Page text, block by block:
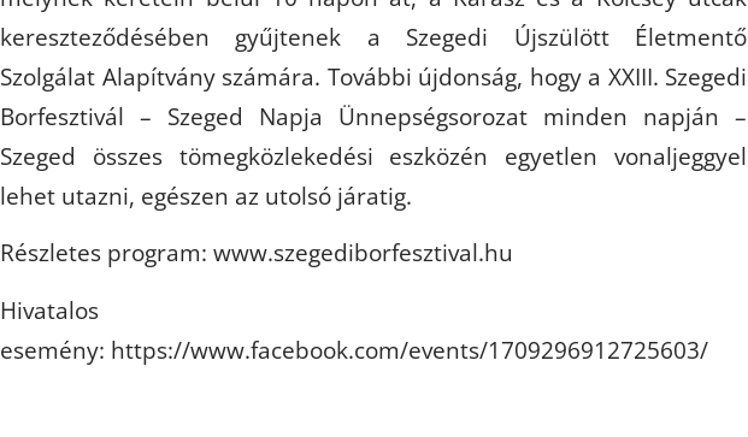
kereszteződésében gyűjtenek a Szegedi Újszülött Életmentő
Szolgálat Alapítvány számára. További újdonság, hogy a XXIII. Szegedi
Borfesztivál – Szeged Napja Ünnepségsorozat minden napján –
Szeged összes tömegközlekedési eszközén egyetlen vonaljeggyel
lehet utazni, egészen az utolsó járatig.
Részletes program: www.szegediborfesztival.hu
Hivatalos
esemény: https://www.facebook.com/events/1709296912725603/